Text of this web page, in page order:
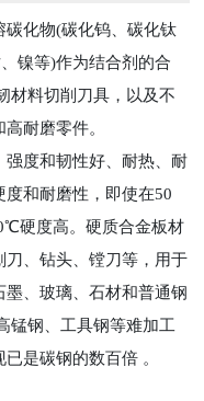
化物(碳化钨、碳化钛
镍等)作为结合剂的合
材料切削刀具，以及不
耐磨零件。
度和韧性好、耐热、耐
和耐磨性，即使在50
硬度高。硬质合金板材
刀、钻头、镗刀等，用于
、玻璃、石材和普通钢
锰钢、工具钢等难加工
是碳钢的数百倍 。